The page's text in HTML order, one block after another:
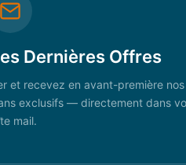
Dernières Offres
et recevez en avant-première nos
exclusifs — directement dans
mail.